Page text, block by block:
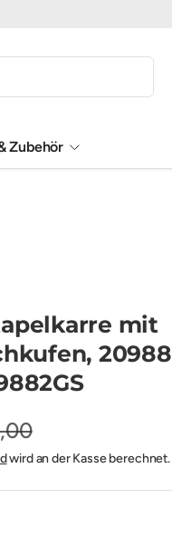
Zubehör
mit
wird an der Kasse berechnet.